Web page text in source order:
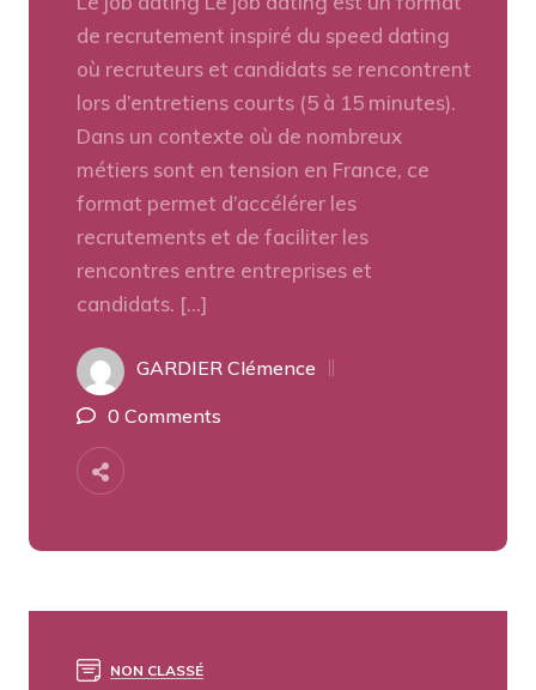
de recrutement inspiré du speed dating
où recruteurs et candidats se rencontrent
lors d’entretiens courts (5 à 15 minutes).
Dans un contexte où de nombreux
métiers sont en tension en France, ce
format permet d’accélérer les
recrutements et de faciliter les
rencontres entre entreprises et
candidats. […]
GARDIER Clémence
0 Comments
NON CLASSÉ